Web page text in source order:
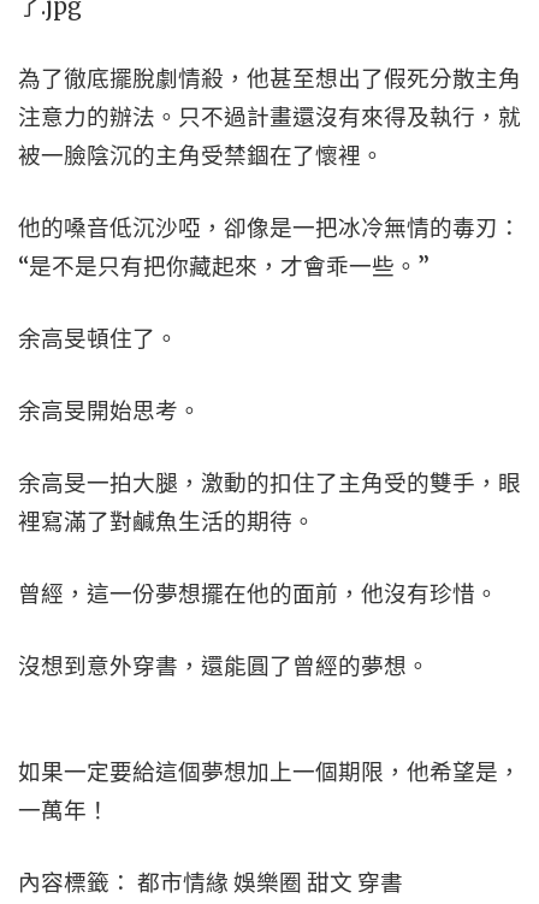
了.jpg
為了徹底擺脫劇情殺，他甚至想出了假死分散主角
注意力的辦法。只不過計畫還沒有來得及執行，就
被一臉陰沉的主角受禁錮在了懷裡。
他的嗓音低沉沙啞，卻像是一把冰冷無情的毒刃：
“是不是只有把你藏起來，才會乖一些。”
余高旻頓住了。
余高旻開始思考。
余高旻一拍大腿，激動的扣住了主角受的雙手，眼
裡寫滿了對鹹魚生活的期待。
曾經，這一份夢想擺在他的面前，他沒有珍惜。
沒想到意外穿書，還能圓了曾經的夢想。
如果一定要給這個夢想加上一個期限，他希望是，
一萬年！
內容標籤： 都市情緣 娛樂圈 甜文 穿書